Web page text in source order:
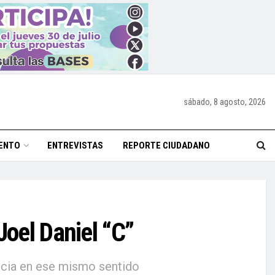
sábado, 8 agosto, 2026
ENTREVISTAS REPORTE CIUDADANO
Daniel “C”
en ese mismo sentido